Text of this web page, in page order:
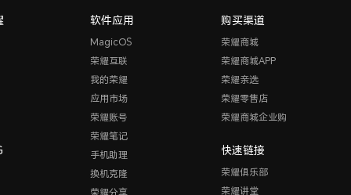
软件应用
MagicOS
荣耀互联
我的荣耀
应用市场
荣耀账号
荣耀笔记
手机助理
换机克隆
荣耀分享
购买渠道
荣耀商城
荣耀商城APP
荣耀亲选
荣耀零售店
荣耀商城企业购
快速链接
荣耀俱乐部
荣耀讲堂